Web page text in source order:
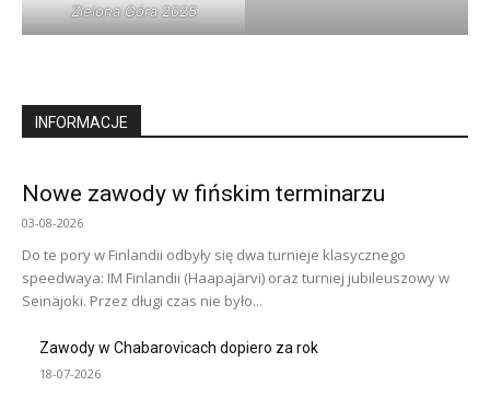
Zielona Góra 2025
INFORMACJE
Nowe zawody w fińskim terminarzu
03-08-2026
Do te pory w Finlandii odbyły się dwa turnieje klasycznego
speedwaya: IM Finlandii (Haapajärvi) oraz turniej jubileuszowy w
Seinäjoki. Przez długi czas nie było...
Zawody w Chabarovicach dopiero za rok
18-07-2026